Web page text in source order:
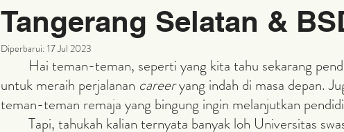
Tangerang Selatan &
Diperbarui: 17 Jul 2023
untuk meraih perjalanan career yang indah di masa depan.
teman-teman remaja yang bingung ingin melanjutkan